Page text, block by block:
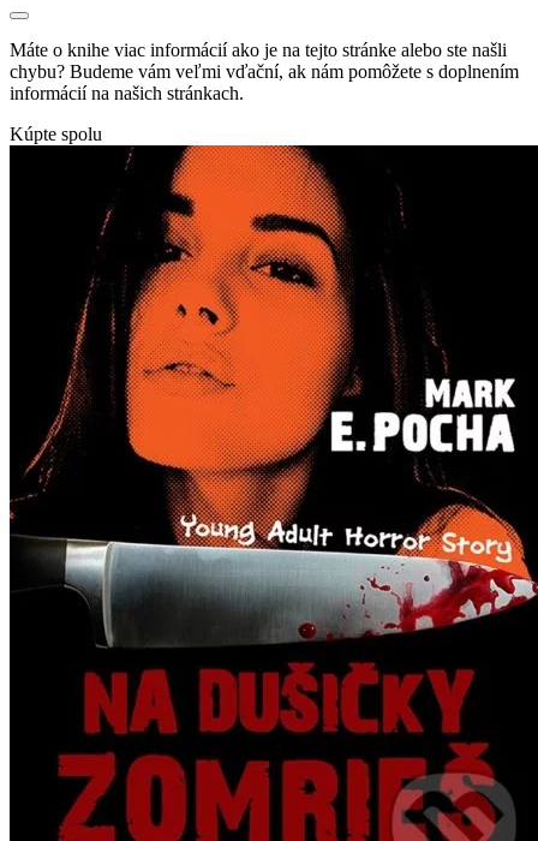
Máte o knihe viac informácií ako je na tejto stránke alebo ste našli
chybu? Budeme vám veľmi vďační, ak nám pomôžete s doplnením
informácií na našich stránkach.
Kúpte spolu